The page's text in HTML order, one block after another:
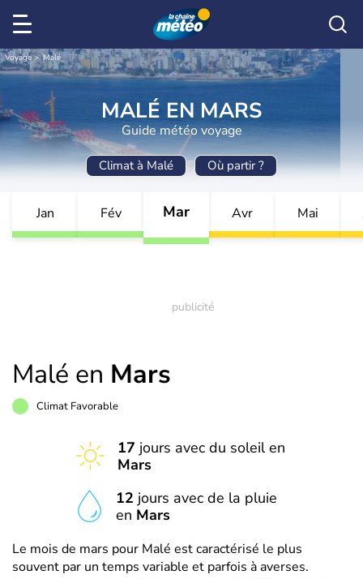
Voyage Malé
MALÉ EN MARS
Guide météo voyage
Climat à Malé Où partir ?
Jan Fév Mar Avr Mai
Malé en Mars
Climat Favorable
17 jours avec du soleil en
Mars
12 jours avec de la pluie
en Mars
Le mois de mars pour Malé est caractérisé le plus
souvent par un temps variable et parfois à averses.